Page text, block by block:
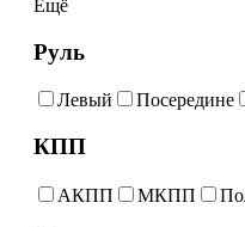
Ещё
Руль
Левый Посередине
КПП
АКПП МКПП